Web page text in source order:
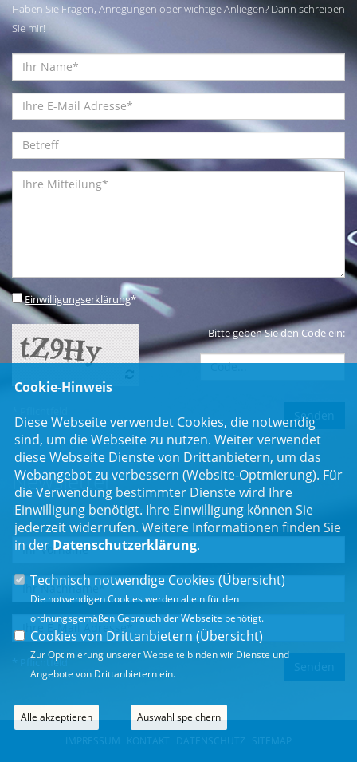
Haben Sie Fragen, Anregungen oder wichtige Anliegen? Dann schreiben
Sie mir!
Einwilligungserklärung*
Bitte geben Sie den Code ein:
Newsletter
Erhalten Sie Neuigkeiten aus dem Landtag und der Region.
* Pflichtfeld
IMPRESSUM KONTAKT DATENSCHUTZ SITEMAP
Cookie-Hinweis
Diese Webseite verwendet Cookies, die notwendig
sind, um die Webseite zu nutzen. Weiter verwendet
diese Webseite Dienste von Drittanbietern, um das
Webangebot zu verbessern (Website-Optmierung). Für
die Verwendung bestimmter Dienste wird Ihre
Einwilligung benötigt. Ihre Einwilligung können Sie
jederzeit widerrufen. Weitere Informationen finden Sie
in der Datenschutzerklärung.
Technisch notwendige Cookies (Übersicht)
Die notwendigen Cookies werden allein für den
ordnungsgemäßen Gebrauch der Webseite benötigt.
Cookies von Drittanbietern (Übersicht)
Zur Optimierung unserer Webseite binden wir Dienste und
Angebote von Drittanbietern ein.
Alle akzeptieren Auswahl speichern